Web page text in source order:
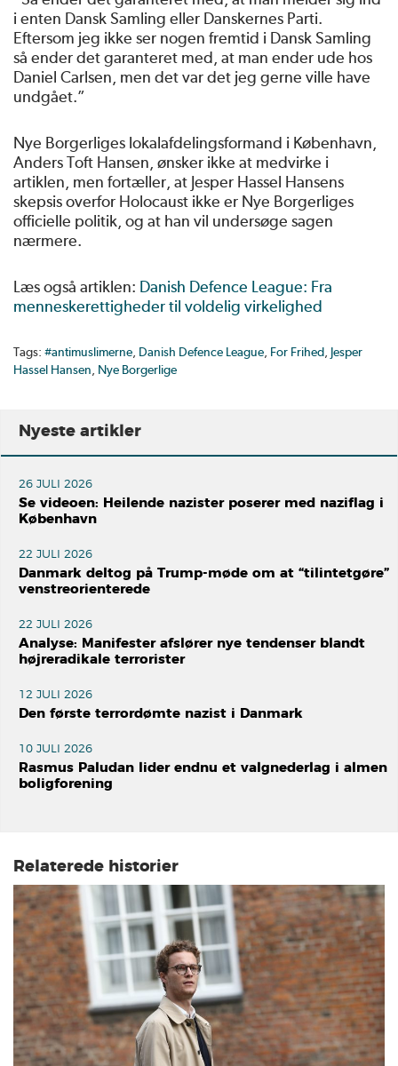
i enten Dansk Samling eller Danskernes Parti.
Eftersom jeg ikke ser nogen fremtid i Dansk Samling
så ender det garanteret med, at man ender ude hos
Daniel Carlsen, men det var det jeg gerne ville have
undgået.”
Nye Borgerliges lokalafdelingsformand i København,
Anders Toft Hansen, ønsker ikke at medvirke i
artiklen, men fortæller, at Jesper Hassel Hansens
skepsis overfor Holocaust ikke er Nye Borgerliges
officielle politik, og at han vil undersøge sagen
nærmere.
Læs også artiklen: Danish Defence League: Fra
menneskerettigheder til voldelig virkelighed
Tags: #antimuslimerne Danish Defence League For Frihed Jesper
Hassel Hansen Nye Borgerlige
Nyeste artikler
26 JULI 2026
Se videoen: Heilende nazister poserer med naziflag i
København
22 JULI 2026
Danmark deltog på Trump-møde om at “tilintetgøre”
venstreorienterede
22 JULI 2026
Analyse: Manifester afslører nye tendenser blandt
højreradikale terrorister
12 JULI 2026
Den første terrordømte nazist i Danmark
10 JULI 2026
Rasmus Paludan lider endnu et valgnederlag i almen
boligforening
Relaterede historier